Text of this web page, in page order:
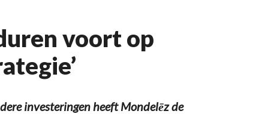
voort op
investeringen heeft Mondelēz de